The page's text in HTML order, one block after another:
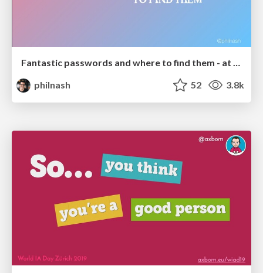
Fantastic passwords and where to find them - at NoRuKo
philnash
52 3.8k